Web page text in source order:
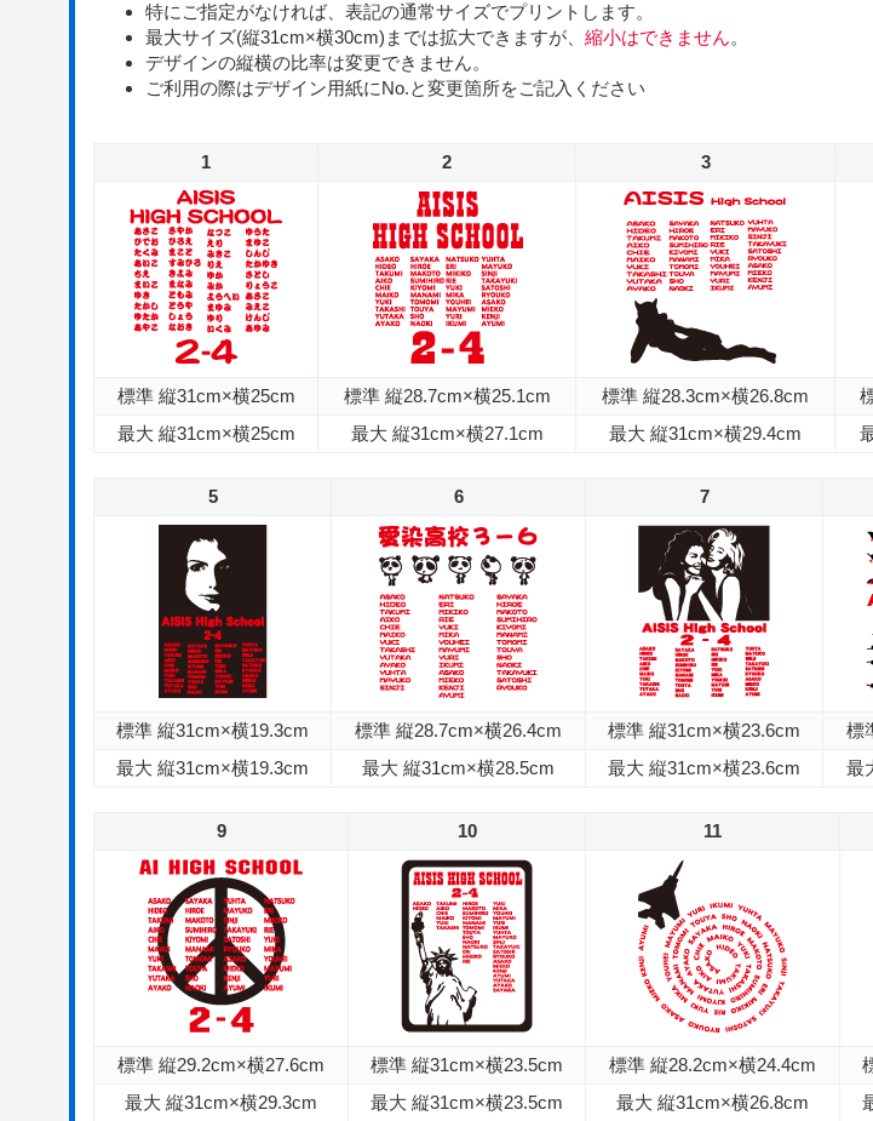
特にご指定がなければ、表記の通常サイズでプリントします。
最大サイズ(縦31cm×横30cm)までは拡大できますが、 縮小はできません。
デザインの縦横の比率は変更できません。
ご利用の際はデザイン用紙にNo.と変更箇所をご記入ください
1 2 3
標準 縦31cm×横25cm 標準 縦28.7cm×横25.1cm 標準 縦28.3cm×横26.8cm
最大 縦31cm×横25cm
最大 縦31cm×横27.1cm 最大 縦31cm×横29.4cm
5 6 7
標準 縦31cm×横19.3cm 標準 縦28.7cm×横26.4cm 標準 縦31cm×横23.6cm
標
最大 縦31cm×横19.3cm
最大 縦31cm×横28.5cm 最大 縦31cm×横23.6cm 最
9 10 11
標準 縦29.2cm×横27.6cm 標準 縦31cm×横23.5cm 標準 縦28.2cm×横24.4cm
最大 縦31cm×横29.3cm
最大 縦31cm×横23.5cm 最大 縦31cm×横26.8cm